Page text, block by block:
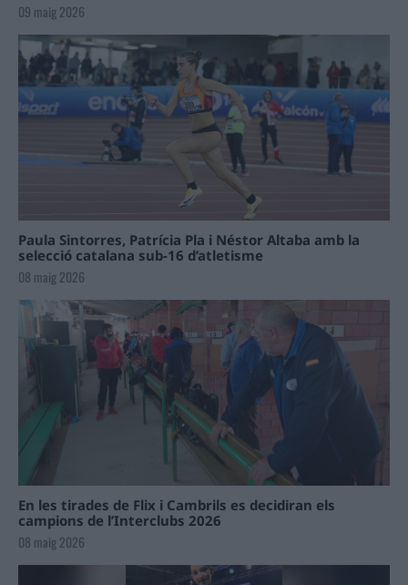
09 maig 2026
Paula Sintorres, Patrícia Pla i Néstor Altaba amb la
selecció catalana sub-16 d’atletisme
08 maig 2026
En les tirades de Flix i Cambrils es decidiran els
campions de l’Interclubs 2026
08 maig 2026